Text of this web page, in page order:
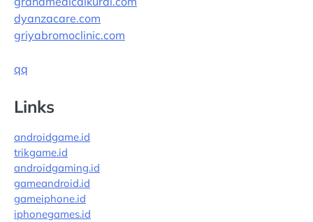
dyanzacare.com
griyabromoclinic.com
qq
Links
androidgame.id
trikgame.id
androidgaming.id
gameandroid.id
gameiphone.id
iphonegames.id